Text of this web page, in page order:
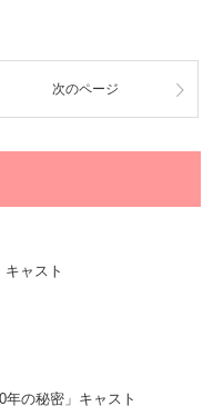
次のページ
ャスト
の秘密」キャスト